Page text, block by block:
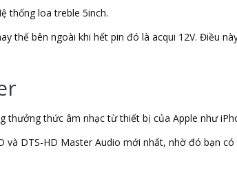
thống loa treble 5inch.
thế bên ngoài khi hết pin đó là acqui 12V. Điều
thưởng thức âm nhạc từ thiết bị của Apple như
và DTS-HD Master Audio mới nhất, nhờ đó bạn